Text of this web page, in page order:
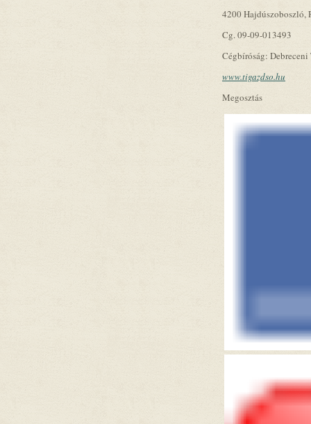
4200 Hajdúszoboszló,
Cg. 09-09-013493
Cégbíróság:
www.tigazdso.hu
Megosztás